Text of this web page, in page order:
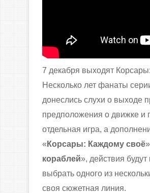
7 декабря выходят
Несколько лет фанаты
донеслись слухи о выходе
предположения о движке и
отдельная игра, а
« Корсары: Каждому своё
кораблей», действия
выбрать одного из
своя сюжетная линия.